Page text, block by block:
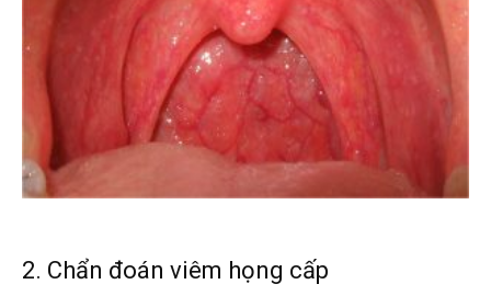
2. Chẩn đoán viêm họng cấp